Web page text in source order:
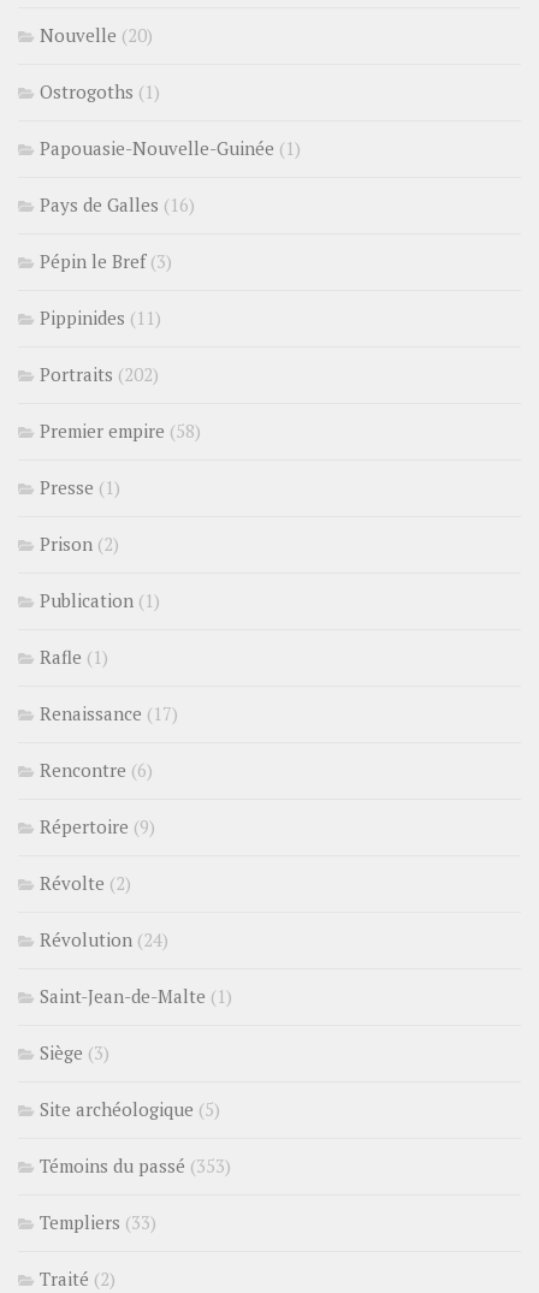
Nouvelle (20)
Ostrogoths (1)
Papouasie-Nouvelle-Guinée (1)
Pays de Galles (16)
Pépin le Bref(3)
Pippinides (11)
Portraits (202)
Premier empire (58)
Presse (1)
Prison (2)
Publication (1)
Rafle (1)
Renaissance (17)
Rencontre (6)
Répertoire (9)
Révolte (2)
Révolution (24)
Saint-Jean-de-Malte (1)
Siège (3)
Site archéologique (5)
Témoins du passé (353)
Templiers (33)
Traité (2)